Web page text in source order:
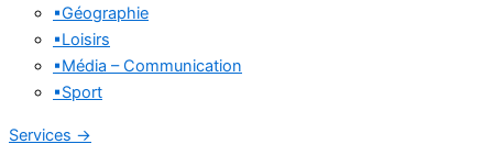
▪Géographie
▪Loisirs
▪Média – Communication
▪Sport
Services →